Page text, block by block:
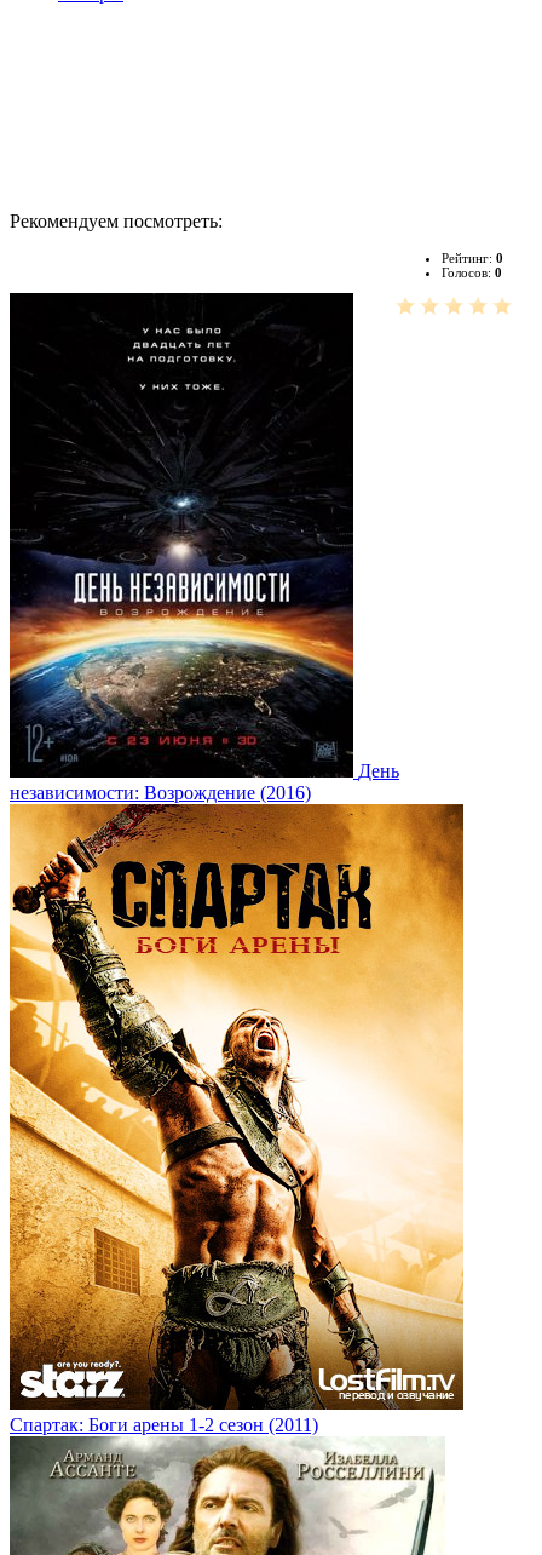
Рекомендуем посмотреть:
Рейтинг: 0
Голосов: 0
День
независимости: Возрождение (2016)
Спартак: Боги арены 1-2 сезон (2011)